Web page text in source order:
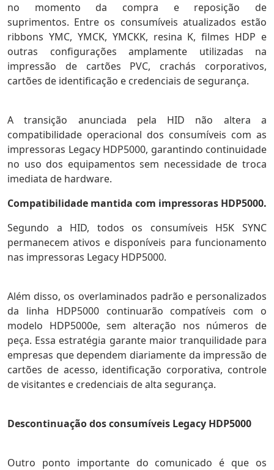
no momento da compra e reposição de
suprimentos. Entre os consumíveis atualizados estão
ribbons YMC, YMCK, YMCKK, resina K, filmes HDP e
outras configurações amplamente utilizadas na
impressão de cartões PVC, crachás corporativos,
cartões de identificação e credenciais de segurança.
A transição anunciada pela HID não altera a
compatibilidade operacional dos consumíveis com as
impressoras Legacy HDP5000, garantindo continuidade
no uso dos equipamentos sem necessidade de troca
imediata de hardware.
Compatibilidade mantida com impressoras HDP5000.
Segundo a HID, todos os consumíveis H5K SYNC
permanecem ativos e disponíveis para funcionamento
nas impressoras Legacy HDP5000.
Além disso, os overlaminados padrão e personalizados
da linha HDP5000 continuarão compatíveis com o
modelo HDP5000e, sem alteração nos números de
peça. Essa estratégia garante maior tranquilidade para
empresas que dependem diariamente da impressão de
cartões de acesso, identificação corporativa, controle
de visitantes e credenciais de alta segurança.
Descontinuação dos consumíveis Legacy HDP5000
Outro ponto importante do comunicado é que os